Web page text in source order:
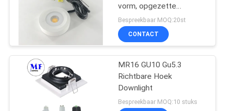
vorm, opgezette
minidownlights van 3W
oppervlakte
Bespreekbaar MOQ:20st
CONTACT
MR16 GU10 Gu5.3
Richtbare Hoek
Downlight
Bespreekbaar MOQ:10 stuks